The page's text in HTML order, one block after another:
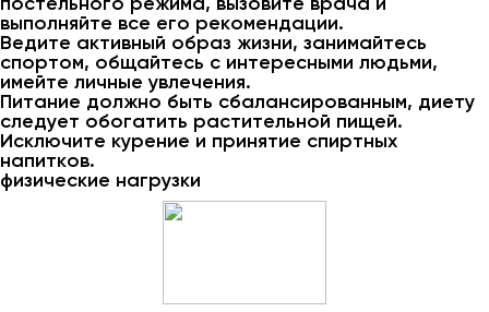
выполняйте все его рекомендации.
Ведите активный образ жизни, занимайтесь
спортом, общайтесь с интересными людьми,
имейте личные увлечения.
Питание должно быть сбалансированным, диету
следует обогатить растительной пищей.
Исключите курение и принятие спиртных
напитков.
физические нагрузки